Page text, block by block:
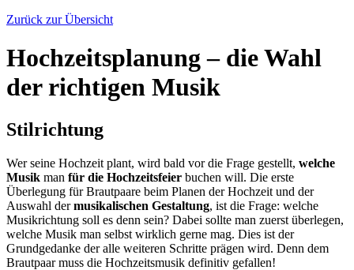
Zurück zur Übersicht
Hochzeitsplanung – die Wahl
der richtigen Musik
Stilrichtung
Wer seine Hochzeit plant, wird bald vor die Frage gestellt, welche
Musik man für die Hochzeitsfeier buchen will. Die erste
Überlegung für Brautpaare beim Planen der Hochzeit und der
Auswahl dermusikalischen Gestaltung, ist die Frage: welche
Musikrichtung soll es denn sein? Dabei sollte man zuerst überlegen,
welche Musik man selbst wirklich gerne mag. Dies ist der
Grundgedanke der alle weiteren Schritte prägen wird. Denn dem
Brautpaar muss die Hochzeitsmusik definitiv gefallen!